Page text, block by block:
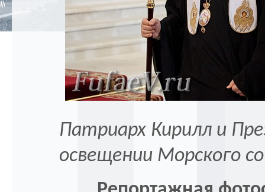
Патриарх Кирилл и
освещении Морского